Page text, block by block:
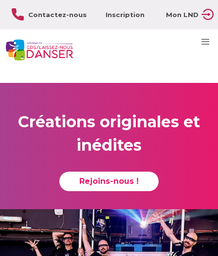
Contactez-nous Inscription Mon LND
Créations originales et
inédites
Rejoins-nous !